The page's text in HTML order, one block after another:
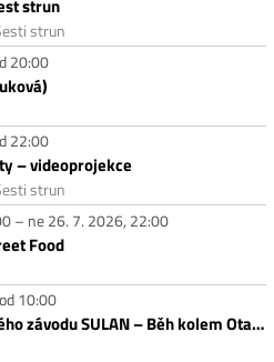
strun
strun
20:00
22:00
– videoprojekce
strun
– ne 26. 7. 2026, 22:00
Food
10:00
10. ročník běžeckého závodu SULAN – Běh kolem Otavy